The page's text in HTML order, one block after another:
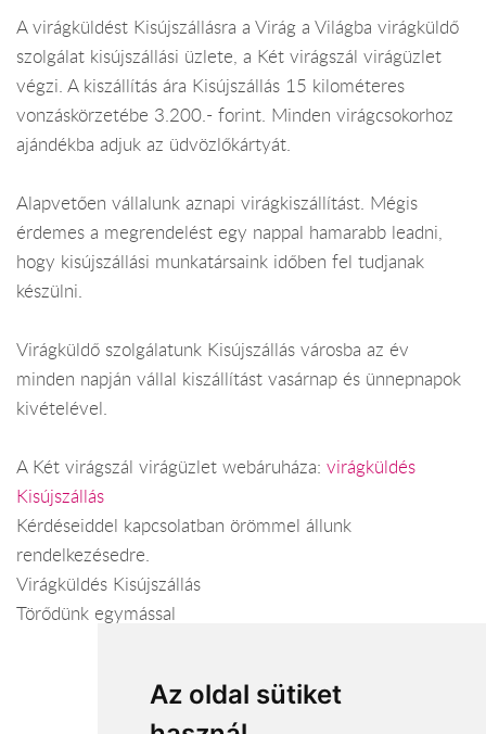
Az oldal sütiket
A virágküldést Kisújszállásra a Virág a Világba virágküldő
szolgálat kisújszállási üzlete, a Két virágszál virágüzlet
végzi. A kiszállítás ára Kisújszállás 15 kilométeres
vonzáskörzetébe 3.200.- forint. Minden virágcsokorhoz
ajándékba adjuk az üdvözlőkártyát.
Alapvetően vállalunk aznapi virágkiszállítást. Mégis
érdemes a megrendelést egy nappal hamarabb leadni,
hogy kisújszállási munkatársaink időben fel tudjanak
készülni.
Virágküldő szolgálatunk Kisújszállás városba az év
minden napján vállal kiszállítást vasárnap és ünnepnapok
kivételével.
A Két virágszál virágüzlet webáruháza: virágküldés
Kisújszállás
Kérdéseiddel kapcsolatban örömmel állunk
rendelkezésedre.
Virágküldés Kisújszállás
Törődünk egymással
Elfogadott fizetési módok